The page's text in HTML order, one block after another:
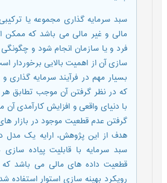
سبد سرمایه گذاری مجموعه یا
مالی و غیر مالی می باشد که
فرد و یا سازمان انجام شود و
سازی آن از اهمیت بالایی برخوردار
بسیار مهم در فرآیند سرمایه گذاری
که در نظر گرفتن آن موجب تطابق
با دنیای واقعی و افزایش کارآمدی آن
گرفتن عدم قطعیت موجود در بازار
هدف از این پژوهش، ارایه یک مدل
سبد سرمایه با قابلیت پیاده
قطعیت داده های مالی می باشد که
رویکرد بهینه سازی استوار استفاده